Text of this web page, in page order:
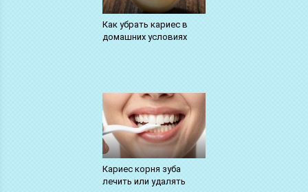
Как убрать кариес в
домашних условиях
Кариес корня зуба
лечить или удалять